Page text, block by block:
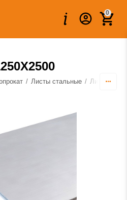
0
/ Листы стальные / Листы